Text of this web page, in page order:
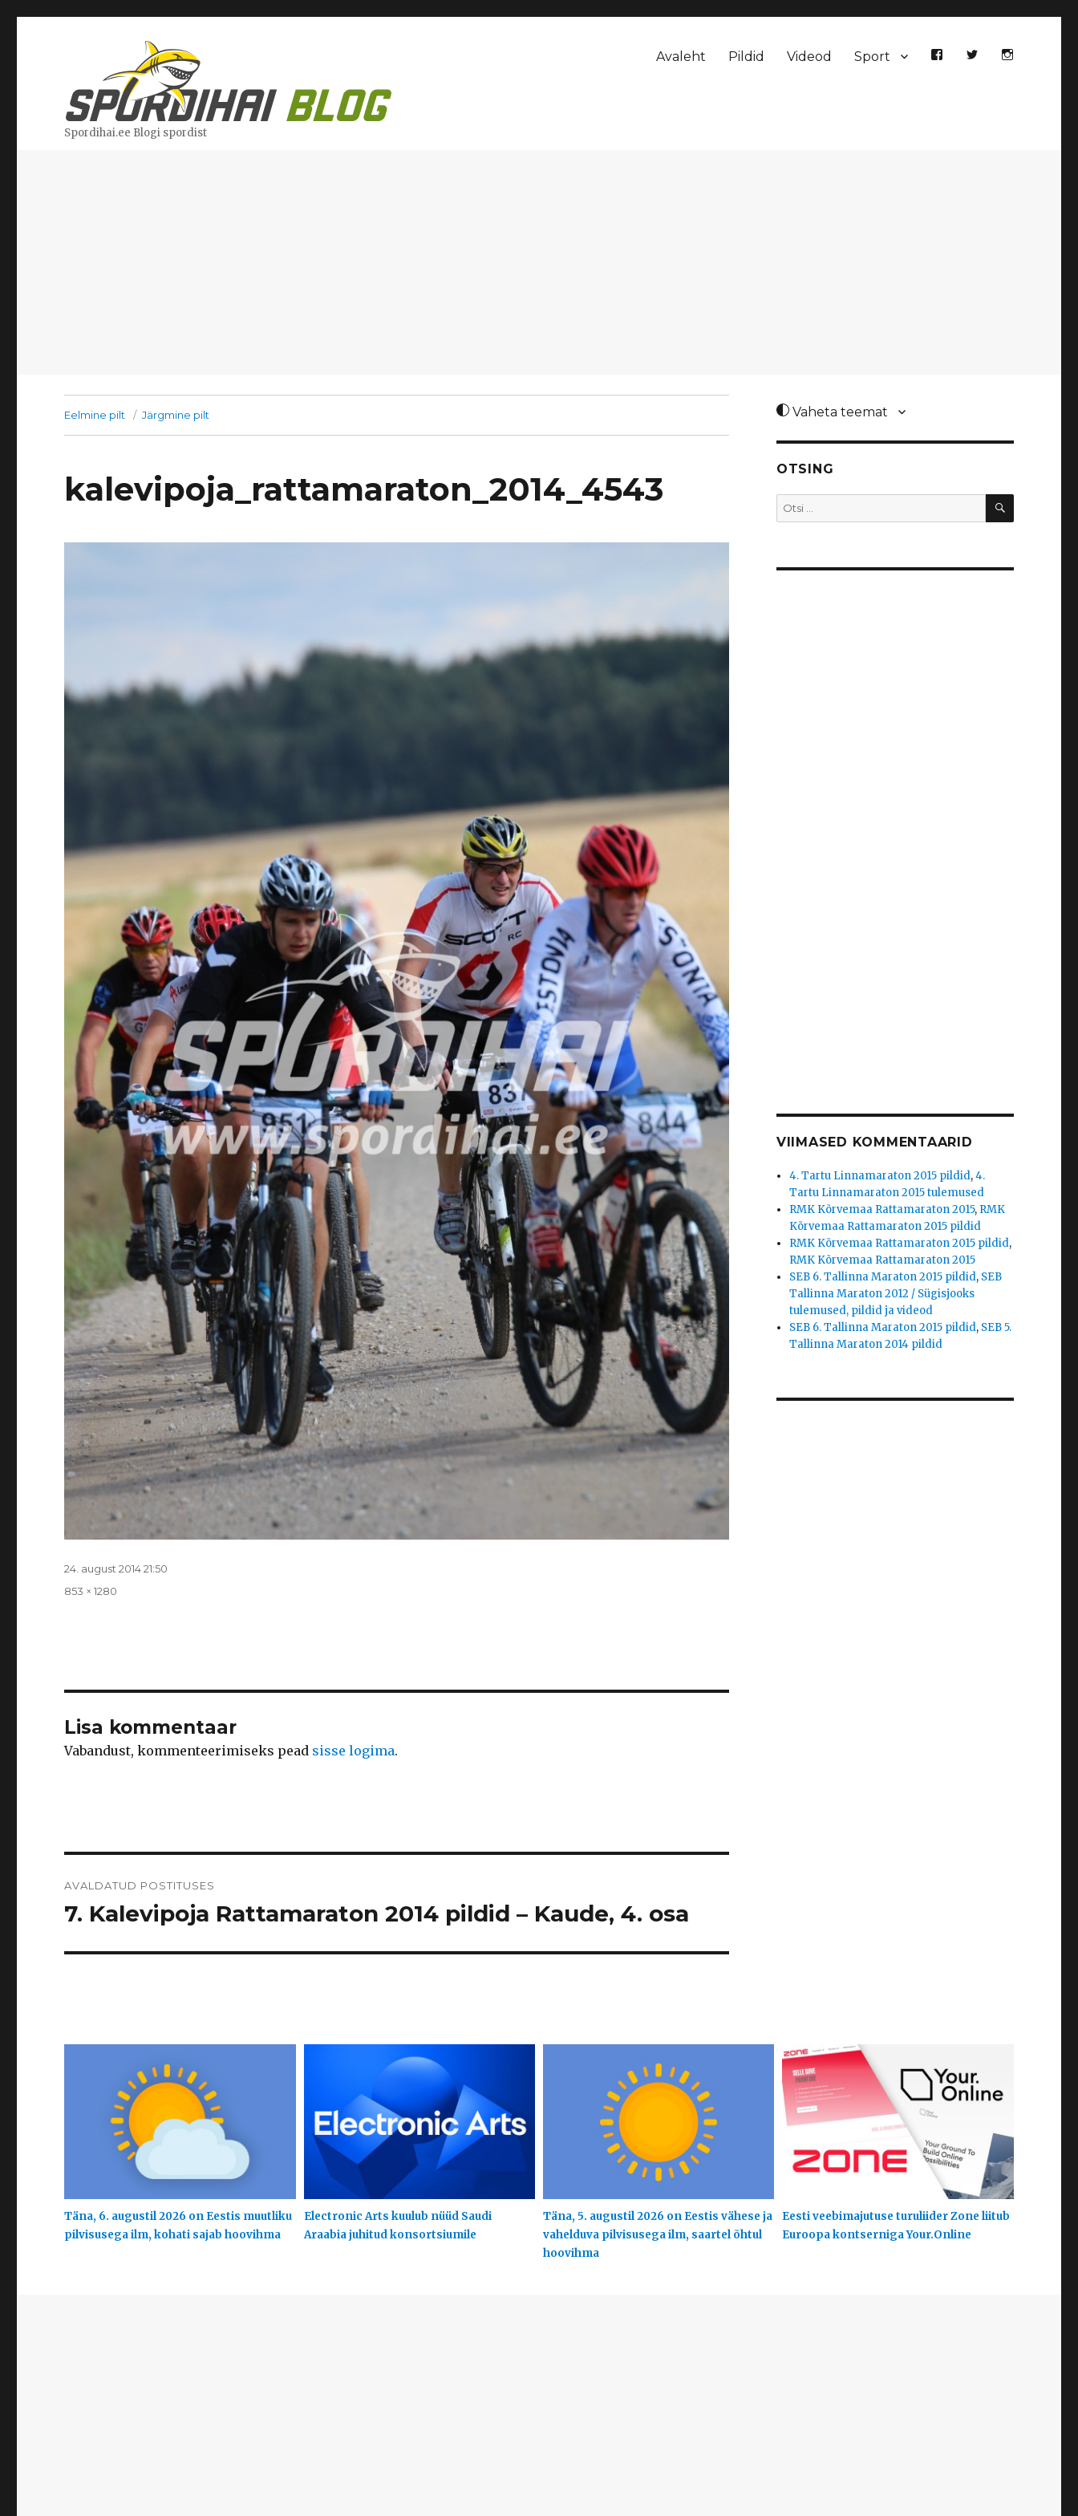
Spordihai.ee Blogi spordist
Avaleht Pildid Videod Sport
Eelmine pilt Järgmine pilt
kalevipoja_rattamaraton_2014_4543
Postitatud
24. august 2014 21:50
Täissuurus
853 × 1280
Lisa kommentaar
Vabandust, kommenteerimiseks pead sisse logima.
AVALDATUD POSTITUSES
7. Kalevipoja Rattamaraton 2014 pildid – Kaude, 4. osa
Vaheta teemat
OTSING
Otsi: OTSI
VIIMASED KOMMENTAARID
4. Tartu Linnamaraton 2015 pildid,4.
Tartu Linnamaraton 2015 tulemused
RMK Kõrvemaa Rattamaraton 2015, RMK
Kõrvemaa Rattamaraton 2015 pildid
RMK Kõrvemaa Rattamaraton 2015 pildid,
RMK Kõrvemaa Rattamaraton 2015
SEB 6. Tallinna Maraton 2015 pildid, SEB
Tallinna Maraton 2012 / Sügisjooks
tulemused, pildid ja videod
SEB 6. Tallinna Maraton 2015 pildid, SEB 5.
Tallinna Maraton 2014 pildid
Täna, 6. augustil 2026 on Eestis muutliku
pilvisusega ilm, kohati sajab hoovihma
Electronic Arts kuulub nüüd Saudi
Araabia juhitud konsortsiumile
Täna, 5. augustil 2026 on Eestis vähese ja
vahelduva pilvisusega ilm, saartel õhtul
hoovihma
Eesti veebimajutuse turuliider Zone liitub
Euroopa kontserniga Your.Online